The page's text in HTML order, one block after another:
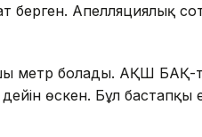
берген. Апелляциялық
метр болады. АҚШ БАҚ-
өскен. Бұл бастапқы